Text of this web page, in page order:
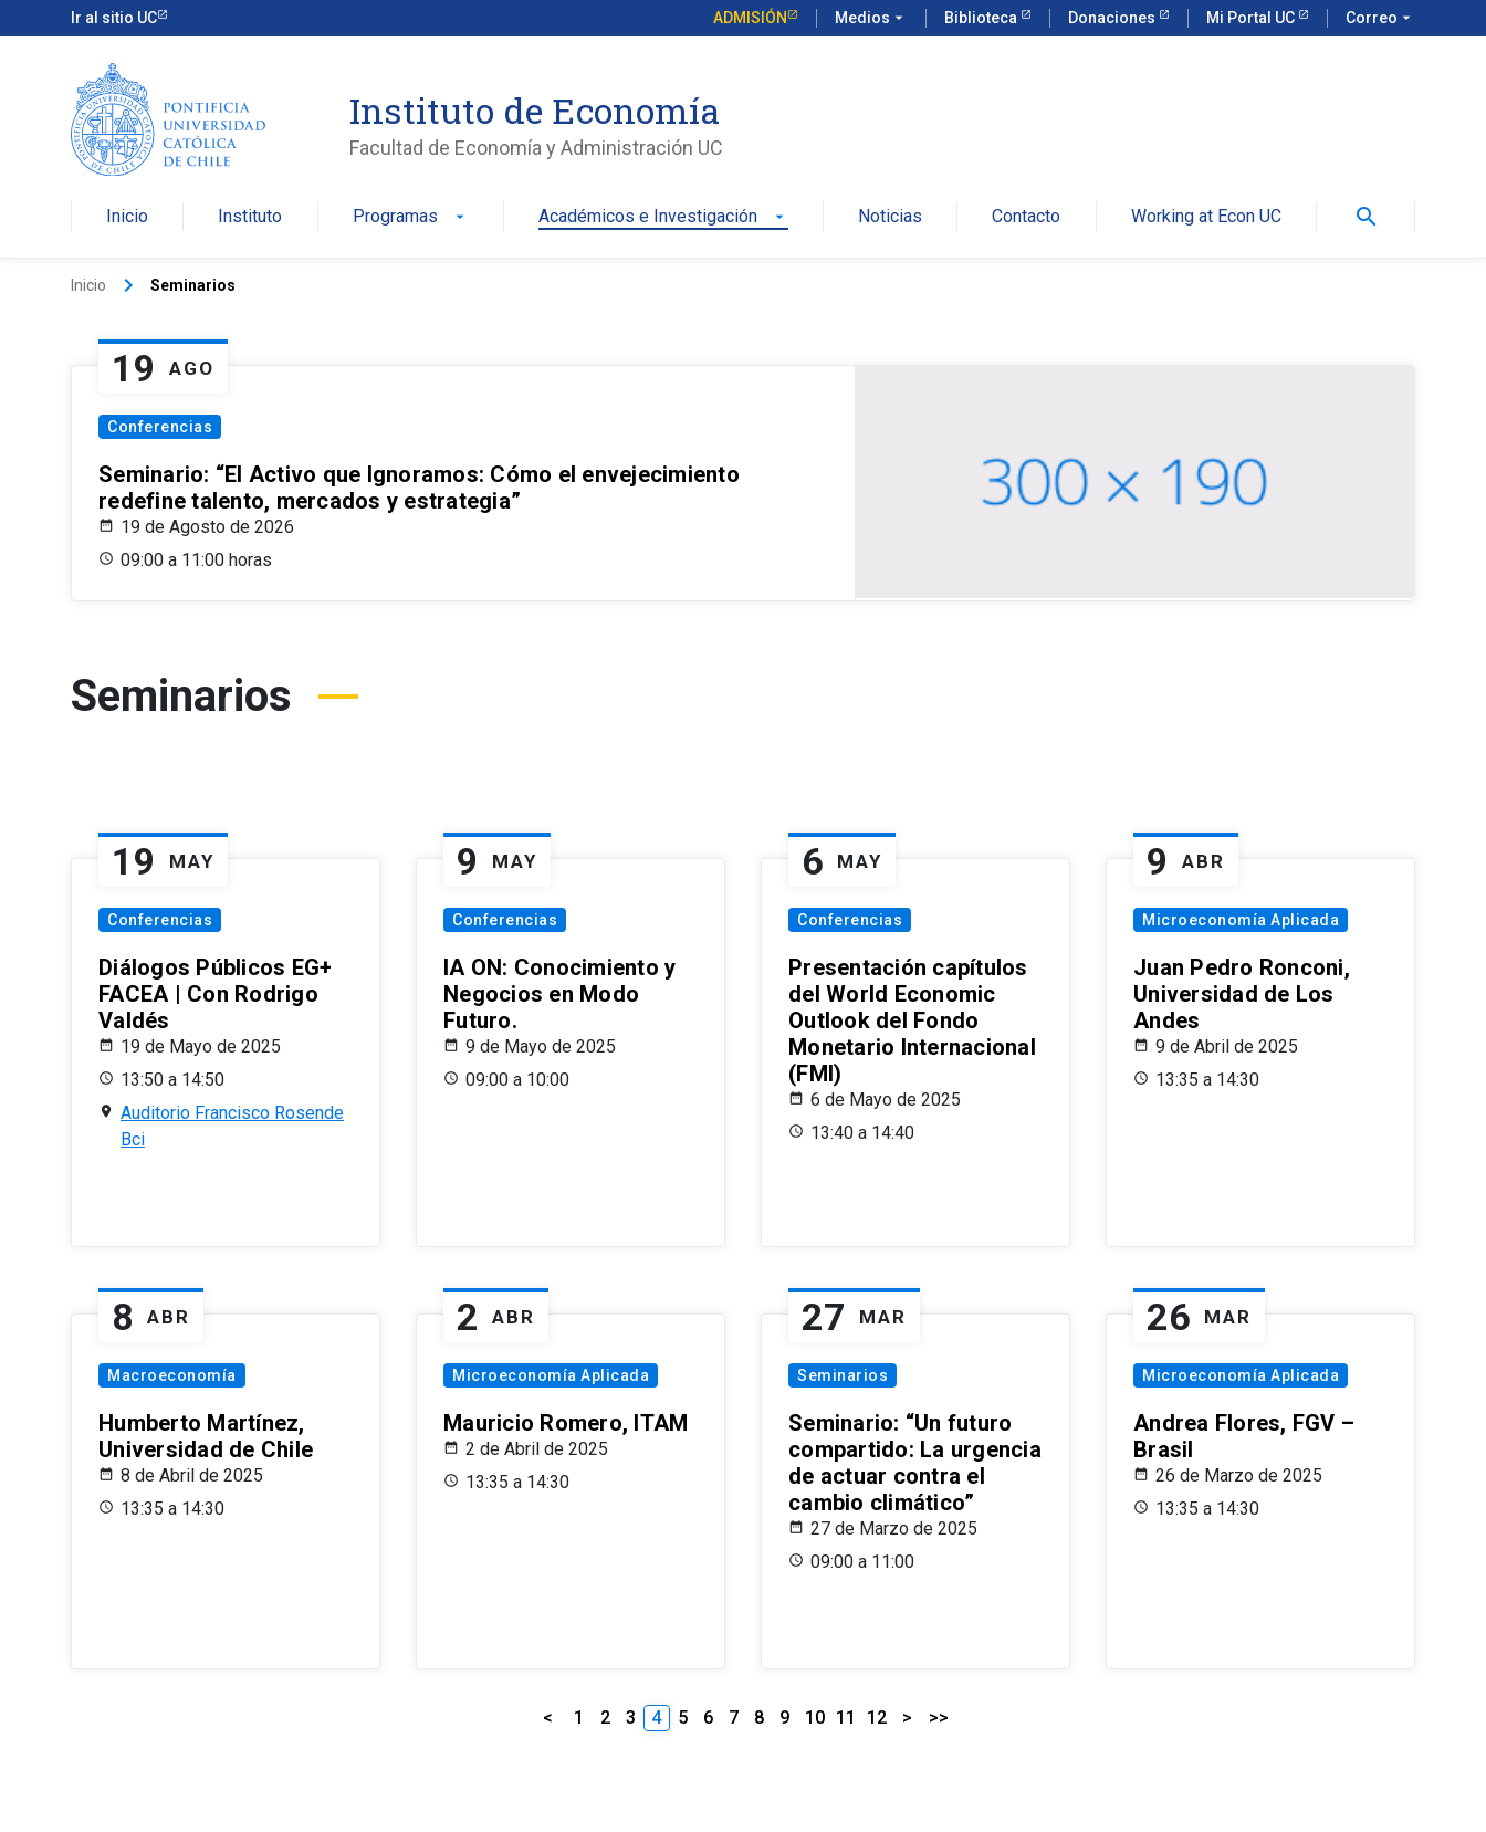
Ir al sitio UC ADMISIÓN Medios arrow_drop_down Biblioteca Donaciones Mi Portal UC Correo arrow_drop_down
Instituto de Economía
Facultad de Economía y Administración UC
Inicio Instituto Programas arrow_drop_down Académicos e Investigación arrow_drop_down Noticias Contacto Working at Econ UC search
Inicio keyboard_arrow_right Seminarios
19 AGO
Conferencias
Seminario: “El Activo que Ignoramos: Cómo el envejecimiento
redefine talento, mercados y estrategia”
19 de Agosto de 2026
09:00 a 11:00 horas
Seminarios
19 MAY
Conferencias
Diálogos Públicos EG+
FACEA | Con Rodrigo
Valdés
19 de Mayo de 2025
13:50 a 14:50
Auditorio Francisco Rosende
Bci
9 MAY
Conferencias
IA ON: Conocimiento y
Negocios en Modo
Futuro.
9 de Mayo de 2025
09:00 a 10:00
6 MAY
Conferencias
Presentación capítulos
del World Economic
Outlook del Fondo
Monetario Internacional
(FMI)
6 de Mayo de 2025
13:40 a 14:40
9 ABR
Microeconomía Aplicada
Juan Pedro Ronconi,
Universidad de Los
Andes
9 de Abril de 2025
13:35 a 14:30
8 ABR
Macroeconomía
Humberto Martínez,
Universidad de Chile
8 de Abril de 2025
13:35 a 14:30
2 ABR
Microeconomía Aplicada
Mauricio Romero, ITAM
2 de Abril de 2025
13:35 a 14:30
27 MAR
Seminarios
Seminario: “Un futuro
compartido: La urgencia
de actuar contra el
cambio climático”
27 de Marzo de 2025
09:00 a 11:00
26 MAR
Microeconomía Aplicada
Andrea Flores, FGV –
Brasil
26 de Marzo de 2025
13:35 a 14:30
< 1 2 3 4 5 6 7 8 9 10 11 12 > >>